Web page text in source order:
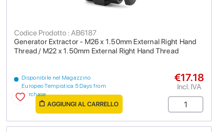
Generator Extractor - M26 x 1.50mm External Right Hand
Thread / M22 x 1.50mm External Right Hand Thread
Codice Prodotto : AB6187
Disponibile nel Magazzino
Europeo Tempistica 5 Days from
purchase
€17.18
Incl. IVA
AGGIUNGI AL CARRELLO